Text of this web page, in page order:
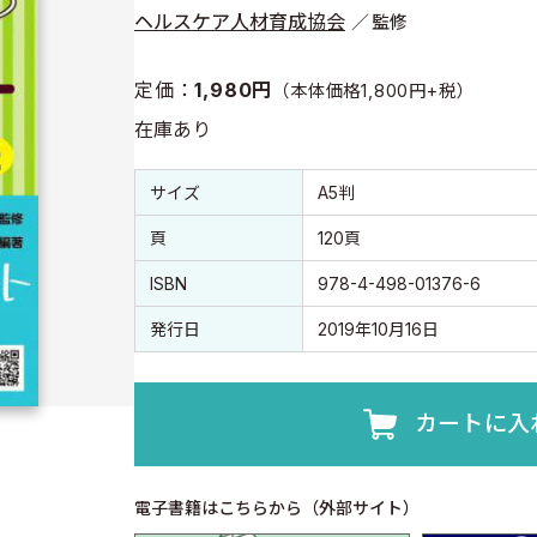
ヘルスケア人材育成協会 監修
定価：1,980円 （本体価格1,800円+税）
在庫あり
書誌情報
書誌情報
サイズ A5判
頁 120頁
ISBN 978-4-498-01376-6
発行日 2019年10月16日
カートに入
電子書籍はこちらから（外部サイト）